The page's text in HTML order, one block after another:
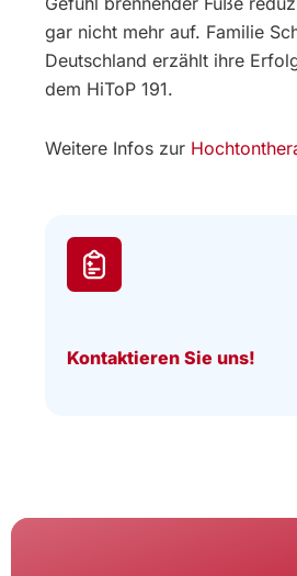
gar nicht mehr auf. Familie
Deutschland erzählt ihre
dem HiToP 191.
Weitere Infos zur
Kontaktieren Sie uns!